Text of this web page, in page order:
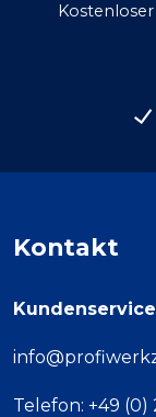
Kontakt
Telefon: +49 (0)